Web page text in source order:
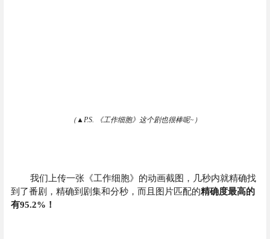
（▲P.S. 《工作细胞》这个剧也很棒呢~）
我们上传一张《工作细胞》的动画截图，几秒内就精确找
到了番剧，精确到剧集和分秒，而且图片匹配的精确度最高的
有95.2%！